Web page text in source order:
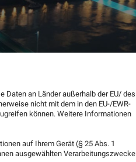
Daten an Länder außerhalb der EU/ des
nicht mit dem in den EU-/EWR-
können. Weitere Informationen
auf Ihrem Gerät (§ 25 Abs. 1
ausgewählten Verarbeitungszwecke